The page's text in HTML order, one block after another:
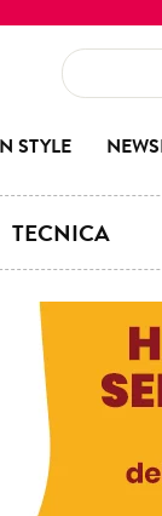
STYLE
TECNICA